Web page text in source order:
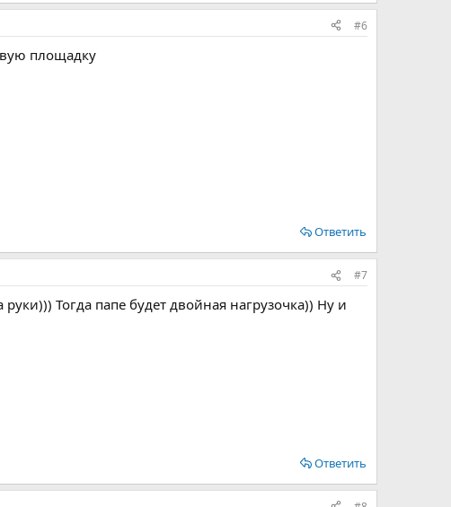
#6
площадку
Ответить
#7
Тогда папе будет двойная нагрузочка)) Ну и
Ответить